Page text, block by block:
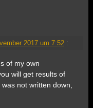
2017 um 7:52 :
of my own
will get results of
not written down,